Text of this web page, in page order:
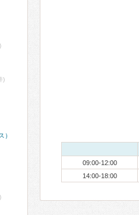
09:00-12:00
14:00-18:00
)
）